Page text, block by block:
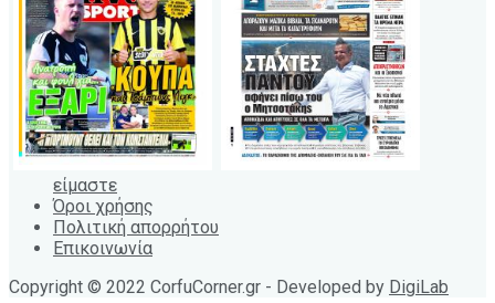
είμαστε
Όροι χρήσης
Πολιτική απορρήτου
Επικοινωνία
Copyright © 2022 CorfuCorner.gr - Developed by DigiLab